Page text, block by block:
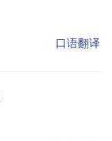
口语翻译